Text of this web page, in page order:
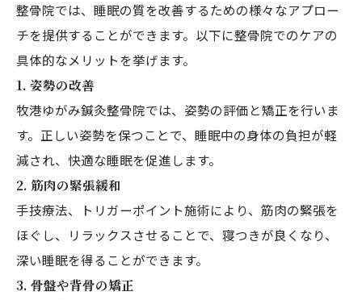
整骨院では、睡眠の質を改善するための様々なアプロー
チを提供することができます。以下に整骨院でのケアの
具体的なメリットを挙げます。
1. 姿勢の改善
牧港ゆがみ鍼灸整骨院では、姿勢の評価と矯正を行いま
す。正しい姿勢を保つことで、睡眠中の身体の負担が軽
減され、快適な睡眠を促進します。
2. 筋肉の緊張緩和
手技療法、トリガーポイント施術により、筋肉の緊張を
ほぐし、リラックスさせることで、寝つきが良くなり、
深い睡眠を得ることができます。
3. 骨盤や背骨の矯正